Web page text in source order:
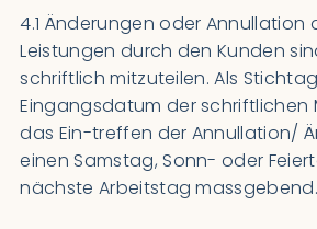
4.1 Änderungen oder
Leistungen durch den Kunden
schriftlich mitzuteilen. Als
Eingangsdatum der schriftlichen
das Ein-treffen der Annullation/
einen Samstag, Sonn- oder
nächste Arbeitstag massgebend.